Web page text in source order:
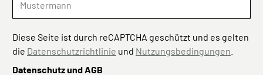
Diese Seite ist durch reCAPTCHA geschützt und es gelten
die Datenschutzrichtlinie und Nutzungsbedingungen
Datenschutz und AGB